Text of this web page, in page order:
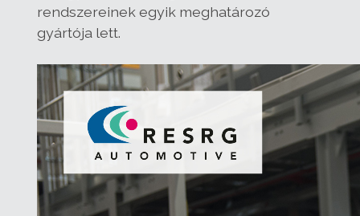
rendszereinek egyik meghatározó
gyártója lett.